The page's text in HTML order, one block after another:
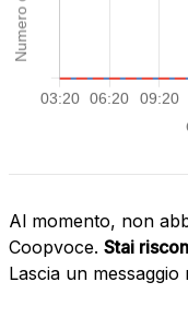
Al momento, non
Coopvoce. Stai
Lascia un messaggio